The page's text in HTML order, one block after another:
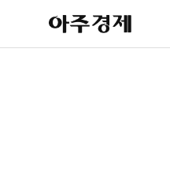
아
주
제